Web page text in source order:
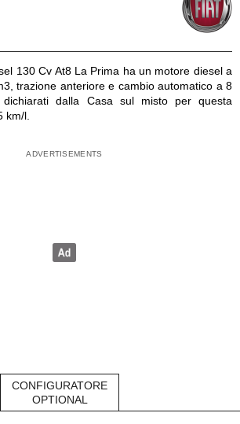
130 Cv At8 La Prima ha un motore diesel a
trazione anteriore e cambio automatico a 8
dalla Casa sul misto per questa
km/l.
CONFIGURATORE
OPTIONAL